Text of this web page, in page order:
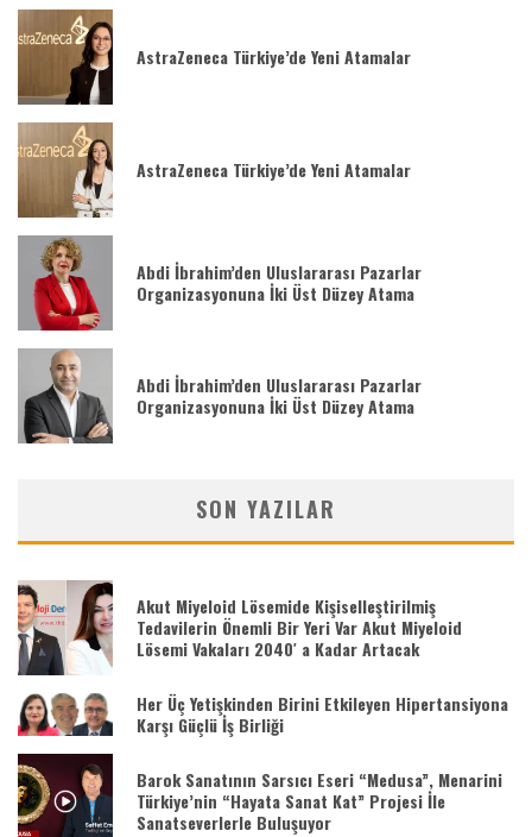
AstraZeneca Türkiye’de Yeni Atamalar
AstraZeneca Türkiye’de Yeni Atamalar
Abdi İbrahim’den Uluslararası Pazarlar
Organizasyonuna İki Üst Düzey Atama
Abdi İbrahim’den Uluslararası Pazarlar
Organizasyonuna İki Üst Düzey Atama
SON YAZILAR
Akut Miyeloid Lösemide Kişiselleştirilmiş
Tedavilerin Önemli Bir Yeri Var Akut Miyeloid
Lösemi Vakaları 2040′ a Kadar Artacak
Her Üç Yetişkinden Birini Etkileyen Hipertansiyona
Karşı Güçlü İş Birliği
Barok Sanatının Sarsıcı Eseri “Medusa”, Menarini
Türkiye’nin “Hayata Sanat Kat” Projesi İle
Sanatseverlerle Buluşuyor